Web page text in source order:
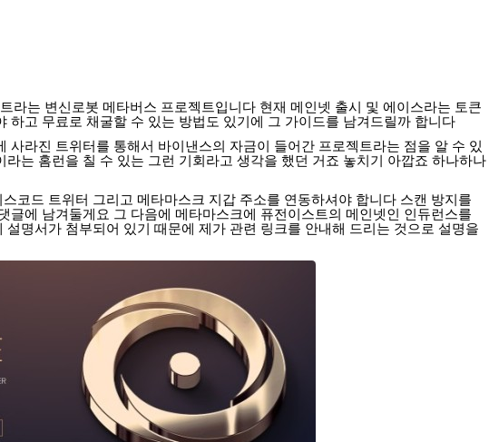
라는 변신로봇 메타버스 프로젝트입니다 현재 메인넷 출시 및 에이스라는 토큰
하고 무료로 채굴할 수 있는 방법도 있기에 그 가이드를 남겨드릴까 합니다
사라진 트위터를 통해서 바이낸스의 자금이 들어간 프로젝트라는 점을 알 수 있
라는 홈런을 칠 수 있는 그런 기회라고 생각을 했던 거죠 놓치기 아깝죠 하나하나
스코드 트위터 그리고 메타마스크 지갑 주소를 연동하셔야 합니다 스캔 방지를
글에 남겨둘게요 그 다음에 메타마스크에 퓨전이스트의 메인넷인
인듀런스를
설명서가 첨부되어 있기 때문에 제가 관련 링크를 안내해 드리는 것으로 설명을